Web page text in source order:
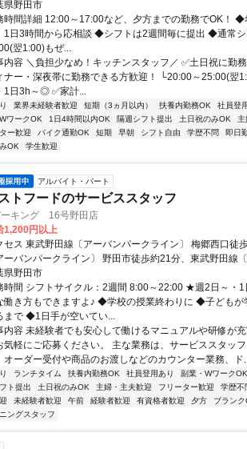
県野田市
時間詳細 12:00～17:00など、夕方までの勤務でOK！
1日3時間から応相談 ◆シフトは2週間毎に提出 ◆通常
翌1:00)もぜ...
内容 ＼負担少なめ！キッチンスタッフ／ ✅土日祝に勤
ナー・深夜帯に勤務できる方歓迎！ └20:00～25:00(翌
1日3h～◎ ✅家計...
業界未経験者歓迎 短期（3ヵ月以内） 扶養内勤務OK
社員登
ワークOK
1日4時間以内OK 隔週シフト提出 土日祝のみOK
ー歓迎
バイク通勤OK 短期 早朝 シフト自由 学歴不問 即日
OK
学生歓迎
アルバイト・パート
トフードのサービススタッフ
ーキング 16号野田店
1,200円以上
セス 東武野田線〔アーバンパークライン〕 梅郷西口徒
ーバンパークライン〕 野田市徒歩約21分、東武野田線
愛宕（千葉県）東口徒歩約34分 東武 アーバンパークラ
県野田市
時間 シフトサイクル：2週間 8:00～22:00 ★週2日～・1
働き方もできますよ♪ ◆学校の授業終わりに ◆子どもが
まで ◆1日手が空いてい...
内容 未経験者でも安心して働けるマニュアルや研修が
気軽にご応募ください。 主な業務は、サービススタッ
オーダー受付や商品のお渡しなどのカウンター業務、ド
ランチタイム 扶養内勤務OK 社員登用あり 副業・WワークOK
ト提出
土日祝のみOK 主婦・主夫歓迎 フリーター歓迎 学歴不
未経験者歓迎 午前 経験者歓迎 有資格者歓迎 夕方
ブランク
ングスタッフ